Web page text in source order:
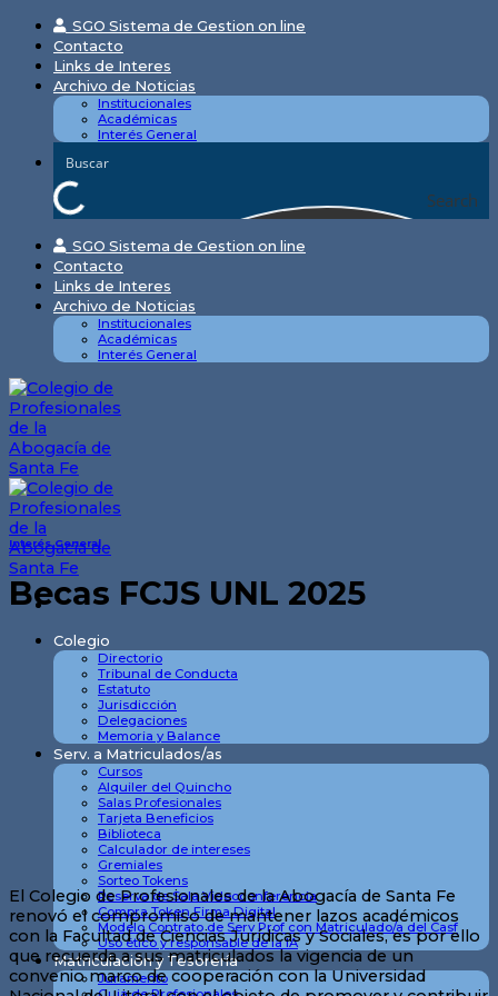
Skip
content
SGO Sistema de Gestion on line
Contacto
Links de Interes
Archivo de Noticias
Institucionales
Académicas
Interés General
Search
SGO Sistema de Gestion on line
Contacto
Links de Interes
Archivo de Noticias
Institucionales
Académicas
Interés General
Colegio
Directorio
Tribunal de Conducta
Estatuto
Jurisdicción
Delegaciones
Memoria y Balance
Serv. a Matriculados/as
Cursos
Alquiler del Quincho
Salas Profesionales
Tarjeta Beneficios
Biblioteca
Calculador de intereses
Gremiales
Sorteo Tokens
Reserva de Sala Videoconferencia
Compra Token Firma Digital
Modelo Contrato de Serv Prof con Matriculado/a del Casf
Uso ético y responsable de la IA
Matriculación y Tesorería
Juramento
Interés General
Becas FCJS UNL 2025
El Colegio de Profesionales de la Abogacía de Santa Fe
renovó el compromiso de mantener lazos académicos
con la Facultad de Ciencias Jurídicas y Sociales, es por ello
que recuerda a sus matriculados la vigencia de un
convenio marco de cooperación con la Universidad